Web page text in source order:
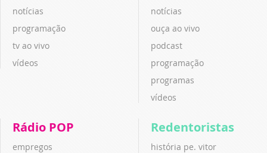
notícias
programação
tv ao vivo
vídeos
notícias
ouça ao vivo
podcast
programação
programas
vídeos
Rádio POP
empregos
Redentoristas
história pe. vitor